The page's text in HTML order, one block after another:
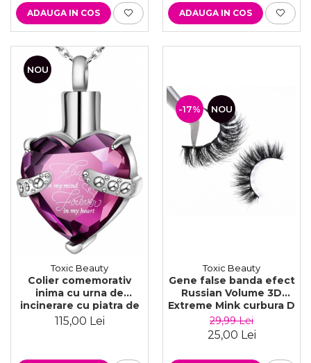
ADAUGA IN COS ADAUGA IN COS
NOU
Toxic Beauty
Colier comemorativ
inima cu urna de
incinerare cu piatra de
zirconiu din oțel
inoxidabil, mov
115,00 Lei
-17% NOU
Toxic Beauty
Gene false banda efect
Russian Volume 3D
Extreme Mink curbura D
silk cat-eye, negru
29,99 Lei
25,00 Lei